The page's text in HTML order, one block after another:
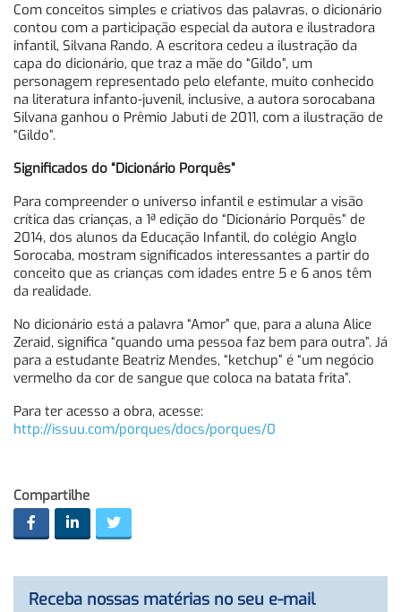
Com conceitos simples e criativos das palavras, o dicionário
contou com a participação especial da autora e ilustradora
infantil, Silvana Rando. A escritora cedeu a ilustração da
capa do dicionário, que traz a mãe do “Gildo”, um
personagem representado pelo elefante, muito conhecido
na literatura infanto-juvenil, inclusive, a autora sorocabana
Silvana ganhou o Prêmio Jabuti de 2011, com a ilustração de
“Gildo”.
Significados do “Dicionário Porquês”
Para compreender o universo infantil e estimular a visão
crítica das crianças, a 1ª edição do “Dicionário Porquês” de
2014, dos alunos da Educação Infantil, do colégio Anglo
Sorocaba, mostram significados interessantes a partir do
conceito que as crianças com idades entre 5 e 6 anos têm
da realidade.
No dicionário está a palavra “Amor” que, para a aluna Alice
Zeraid, significa “quando uma pessoa faz bem para outra”. Já
para a estudante Beatriz Mendes, “ketchup” é “um negócio
vermelho da cor de sangue que coloca na batata frita”.
Para ter acesso a obra, acesse:
http://issuu.com/porques/docs/porques/0
Compartilhe
Receba nossas matérias no seu e-mail